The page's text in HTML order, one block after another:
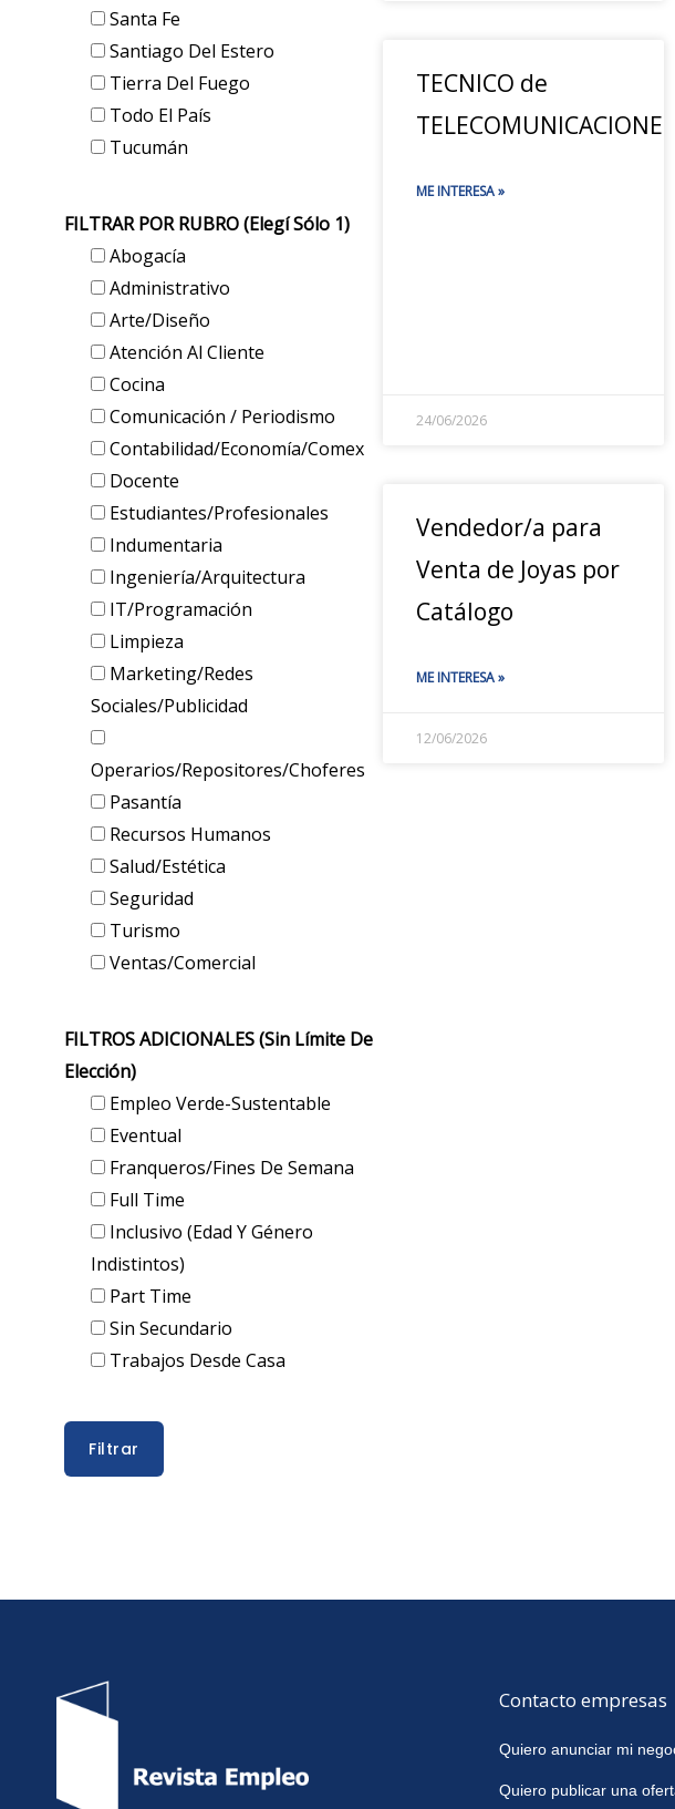
Santa Fe
Santiago Del Estero
Tierra Del Fuego
Todo El País
Tucumán
FILTRAR POR RUBRO (elegí Sólo 1)
Abogacía
Administrativo
Arte/Diseño
Atención Al Cliente
Cocina
Comunicación / Periodismo
Contabilidad/Economía/Comex
Docente
Estudiantes/Profesionales
Indumentaria
Ingeniería/Arquitectura
IT/Programación
Limpieza
Marketing/Redes
Sociales/Publicidad
Operarios/Repositores/Choferes
Pasantía
Recursos Humanos
Salud/Estética
Seguridad
Turismo
Ventas/Comercial
FILTROS ADICIONALES (sin Límite De
Elección)
Empleo Verde-Sustentable
Eventual
Franqueros/Fines De Semana
Full Time
Inclusivo (edad Y Género
Indistintos)
Part Time
Sin Secundario
Trabajos Desde Casa
TECNICO de
TELECOMUNICACIONES
ME INTERESA »
24/06/2026
Vendedor/a para
Venta de Joyas por
Catálogo
ME INTERESA »
12/06/2026
Contacto empresas
Quiero anunciar mi
Quiero publicar una